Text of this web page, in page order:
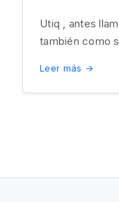
Utiq , antes
también como
Leer más →